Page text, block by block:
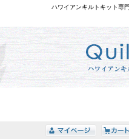
ハワイアンキルトキット専